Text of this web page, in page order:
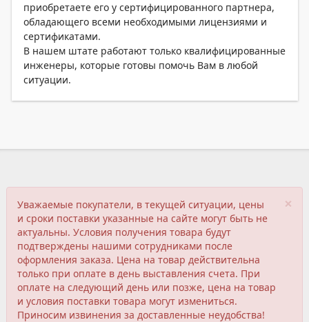
приобретаете его у сертифицированного партнера,
обладающего всеми необходимыми лицензиями и
сертификатами.
В нашем штате работают только квалифицированные
инженеры, которые готовы помочь Вам в любой
ситуации.
×
Уважаемые покупатели, в текущей ситуации, цены
и сроки поставки указанные на сайте могут быть не
актуальны. Условия получения товара будут
подтверждены нашими сотрудниками после
оформления заказа. Цена на товар действительна
только при оплате в день выставления счета. При
оплате на следующий день или позже, цена на товар
и условия поставки товара могут измениться.
Приносим извинения за доставленные неудобства!